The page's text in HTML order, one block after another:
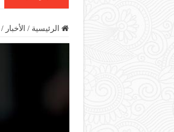
الرئيسية / الأخبار /